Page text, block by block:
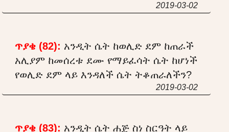
2019-03-02
ጥያቄ (82): አንዲት ሴት ከወሊድ ደም ከጠራች
አሊያም ከመሰረቱ ደሙ የማይፈሳት ሴት ከሆነች
የወሊድ ደም ላይ እንዳለች ሴት ትቆጠራለችን?
2019-03-02
ጥያቄ (83): አንዲት ሴት ሐጅ ስነ ስርዓት ላይ